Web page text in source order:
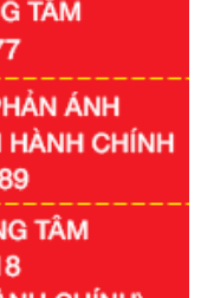
Chính phủ: Quy
đoạn 2026 - 2030